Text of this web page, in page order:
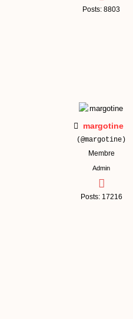
Posts: 8803
margotine
(@margotine)
Membre
Admin
Posts: 17216